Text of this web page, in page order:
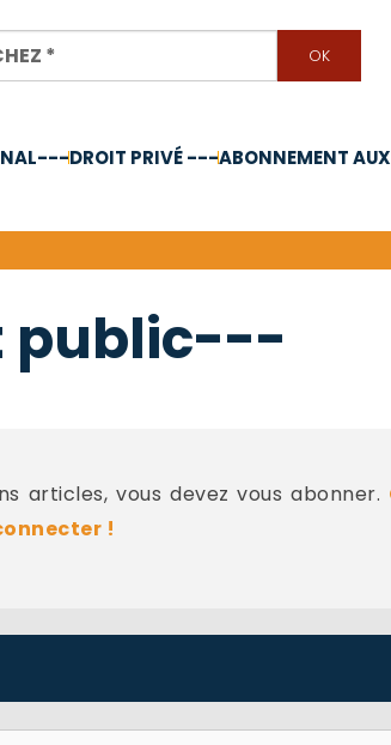
DROIT PRIVÉ ---ABONNEMENT
public---
articles, vous devez vous abonner.
!